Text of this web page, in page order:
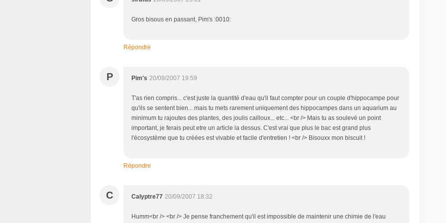
Gros bisous en passant, Pim's :0010:
Répondre
P Pim's 20/09/2007 19:59
T'as rien compris... c'est juste la quantité d'eau qu'il faut compter pour un couple d'hippocampe pour
qu'ils se sentent bien... mais tu mets rarement uniquement des hippocampes dans un aquarium au
minimum tu rajoutes des plantes, des joulis cailloux... etc... <br /> Mais tu as soulevé un point
important, je ferais peut etre un article la dessus. C'est vrai que plus le bac est grand plus
l'écosystème que tu créées est vivable et facile d'entretien ! <br /> Bisouxx mon biscuit !
Répondre
C Calyptre77 20/09/2007 18:32
Humm<br /> <br /> Je pense franchement qu'il est impossible de maintenir une chimie de l'eau